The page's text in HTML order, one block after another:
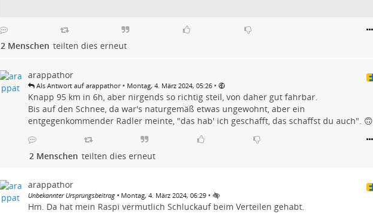
2 Menschen teilten dies erneut
arappathor
Als Antwort auf arappathor • Montag, 4. März 2024, 05:26 •
Knapp 95 km in 6h, aber nirgends so richtig steil, von daher gut fahrbar.
Bis auf den Schnee, da war's naturgemäß etwas ungewohnt, aber ein
entgegenkommender Radler meinte, "das hab' ich geschafft, das schaffst du auch". 🙃
2 Menschen teilten dies erneut
arappathor
Unbekannter Ursprungsbeitrag • Montag, 4. März 2024, 06:29 •
Hm. Da hat mein Raspi vermutlich Schluckauf beim Verteilen gehabt.